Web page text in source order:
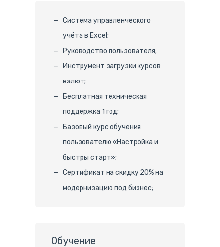
Система управленческого
учёта в Excel;
Руководство пользователя;
Инструмент загрузки курсов
валют;
Бесплатная техническая
поддержка 1 год;
Базовый курс обучения
пользователю «Настройка и
быстры старт»;
Сертификат на скидку 20% на
модернизацию под бизнес;
Обучение